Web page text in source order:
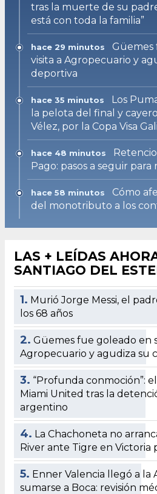
tras la muerte de su
está con toda la familia”
hace 29 minutos
Güemes
visita a Agropecuario y
deportiva
hace 35 minutos
Los
la pelota del final y
Vélez, por la Copa Visa
hace 48 minutos
Pago: pasos a seguir
hace 58 minutos
Cómo
del monotributo a los
LAS + LEÍDAS
SANTIAGO DEL
1. Murió Jorge Messi, el
los 68 años
2. Güemes fue goleado en
Agropecuario y agudiza su
3. “Profunda conmoción”:
Miami United tras la
argentino
4. La Chachoneta no
River ante Tigre en Victoria
5. Enner Valencia llegó a la
sumarse a Boca: revisión